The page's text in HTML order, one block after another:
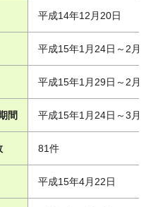
平成14年12月20日
平成15年1月24日～2月
平成15年1月29日～2月
間 平成15年1月24日～3月
81件
平成15年4月22日